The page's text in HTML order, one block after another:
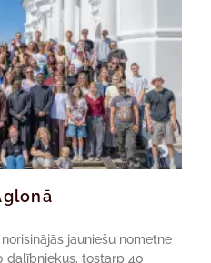
jauniešu nometne
dalībniekus, tostarp 40